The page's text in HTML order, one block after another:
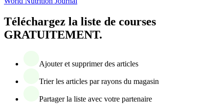
Téléchargez la liste de courses
GRATUITEMENT.
Ajouter et supprimer des articles
Trier les articles par rayons du magasin
Partager la liste avec votre partenaire